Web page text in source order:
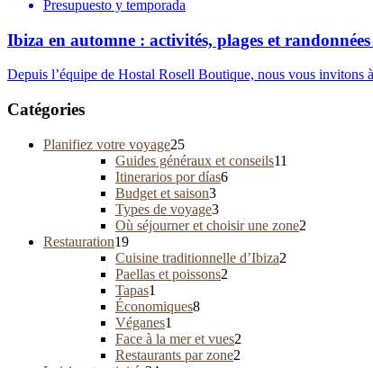
Presupuesto y temporada
Ibiza en automne : activités, plages et
Depuis l’équipe de Hostal Rosell Boutique, nous vous invitons
Catégories
Planifiez votre voyage25
Guides généraux et conseils11
Itinerarios por días6
Budget et saison3
Types de voyage3
Où séjourner et choisir une zone2
Restauration19
Cuisine traditionnelle d’Ibiza2
Paellas et poissons2
Tapas1
Économiques8
Véganes1
Face à la mer et vues2
Restaurants par zone2